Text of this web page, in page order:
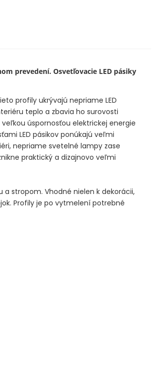
prevedení. Osvetľovacie LED pásiky
profily ukrývajú nepriame LED
teplo a zbavia ho surovosti
úspornosťou elektrickej energie
LED pásikov ponúkajú veľmi
nepriame svetelné lampy zase
praktický a dizajnovo veľmi
stropom. Vhodné nielen k dekorácii,
Profily je po vytmelení potrebné